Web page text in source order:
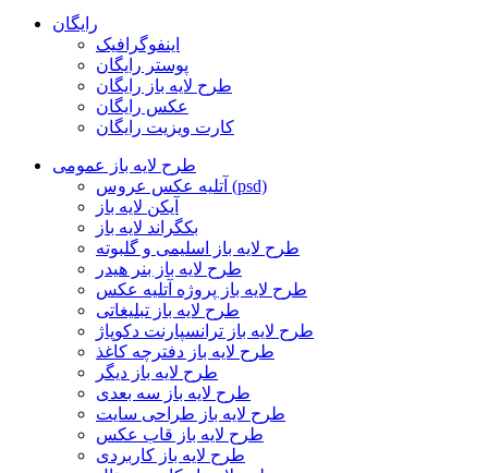
رایگان
اینفوگرافیک
پوستر رایگان
طرح لایه باز رایگان
عکس رایگان
کارت ویزیت رایگان
طرح لایه باز عمومی
آتلیه عکس عروس (psd)
آیکن لایه باز
بکگراند لایه باز
طرح لایه باز اسلیمی و گلبوته
طرح لایه باز بنر هیدر
طرح لایه باز پروژه آتلیه عکس
طرح لایه باز تبلیغاتی
طرح لایه باز ترانسپارنت دکوپاژ
طرح لایه باز دفترچه کاغذ
طرح لایه باز دیگر
طرح لایه باز سه بعدی
طرح لایه باز طراحی سایت
طرح لایه باز قاب عکس
طرح لایه باز کاربردی